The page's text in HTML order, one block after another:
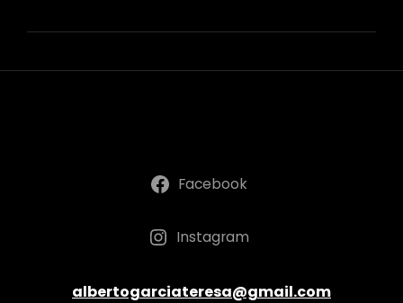
Facebook
Instagram
albertogarciateresa@gmail.com